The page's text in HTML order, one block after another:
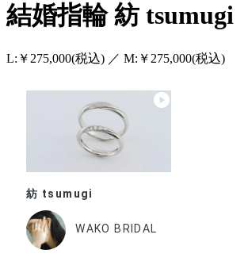
結婚指輪紡 tsumugi
L:￥275,000(税込) ／ M:￥275,000(税込)
紡 tsumugi
WAKO BRIDAL